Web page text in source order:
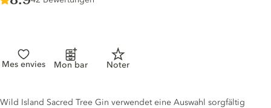
Mes envies Mon bar Noter
Gin description
Wild Island Sacred Tree Gin verwendet eine Auswahl sorgfältig